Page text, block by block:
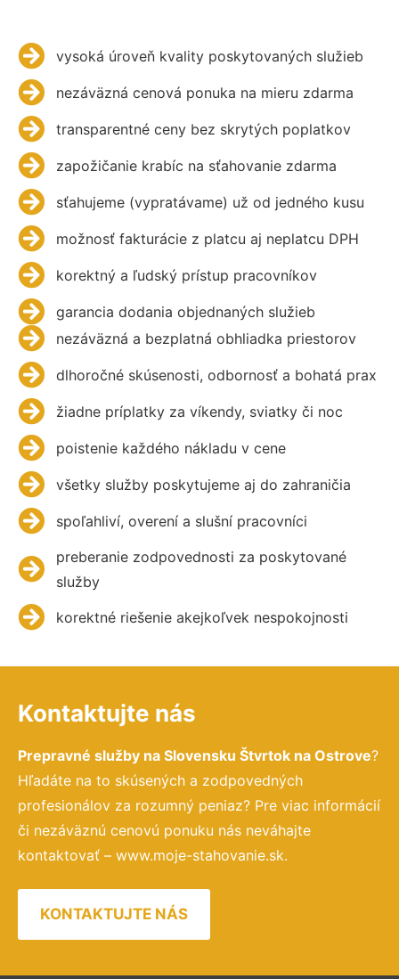
vysoká úroveň kvality poskytovaných služieb
nezáväzná cenová ponuka na mieru zdarma
transparentné ceny bez skrytých poplatkov
zapožičanie krabíc na sťahovanie zdarma
sťahujeme (vypratávame) už od jedného kusu
možnosť fakturácie z platcu aj neplatcu DPH
korektný a ľudský prístup pracovníkov
garancia dodania objednaných služieb
nezáväzná a bezplatná obhliadka priestorov
dlhoročné skúsenosti, odbornosť a bohatá prax
žiadne príplatky za víkendy, sviatky či noc
poistenie každého nákladu v cene
všetky služby poskytujeme aj do zahraničia
spoľahliví, overení a slušní pracovníci
preberanie zodpovednosti za poskytované
služby
korektné riešenie akejkoľvek nespokojnosti
Kontaktujte nás
Prepravné služby na Slovensku Štvrtok na Ostrove?
Hľadáte na to skúsených a zodpovedných
profesionálov za rozumný peniaz? Pre viac informácií
či nezáväznú cenovú ponuku nás neváhajte
kontaktovať – www.moje-stahovanie.sk.
KONTAKTUJTE NÁS